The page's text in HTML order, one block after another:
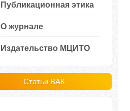
Публикационная этика
О журнале
Издательство МЦИТО
Статьи ВАК